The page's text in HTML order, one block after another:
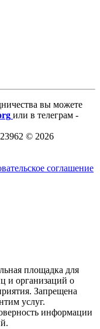
вы можете
или в телеграм -
© 2026
соглашение
площадка для
и организаций о
Запрещена
услуг.
информации